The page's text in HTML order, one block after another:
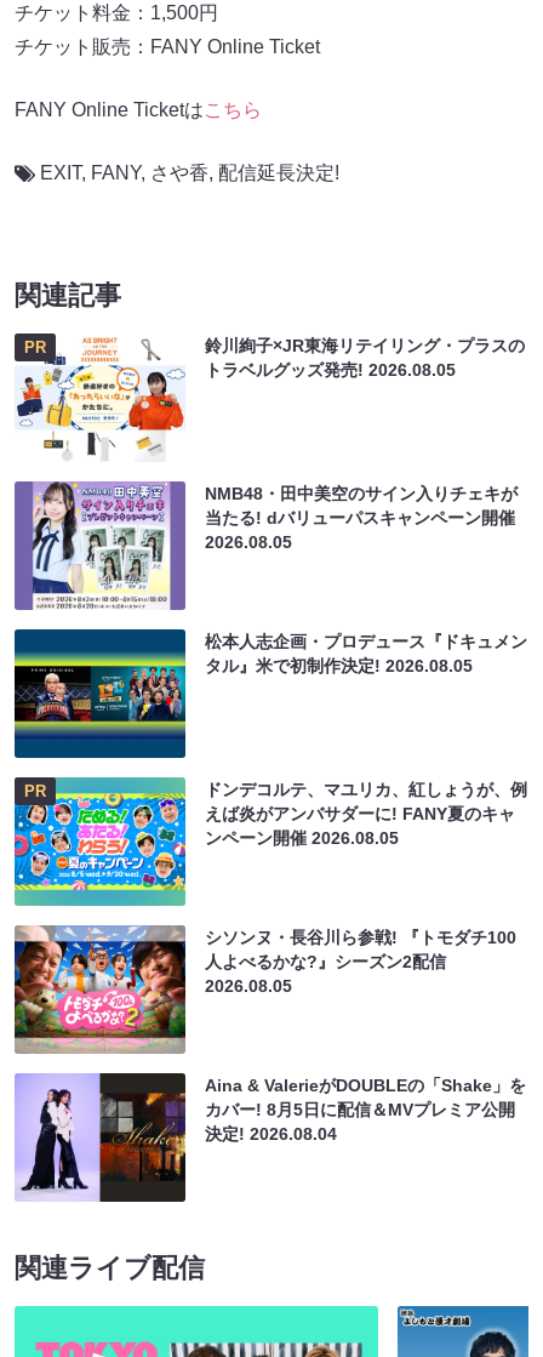
チケット料金：1,500円
チケット販売：FANY Online Ticket
FANY Online Ticketはこちら
EXIT, FANY, さや香, 配信延長決定!
関連記事
PR
鈴川絢子×JR東海リテイリング・プラスの
トラベルグッズ発売!2026.08.05
NMB48・田中美空のサイン入りチェキが
当たる! dバリューパスキャンペーン開催
2026.08.05
松本人志企画・プロデュース『ドキュメン
タル』米で初制作決定!2026.08.05
PR
ドンデコルテ、マユリカ、紅しょうが、例
えば炎がアンバサダーに! FANY夏のキャ
ンペーン開催2026.08.05
シソンヌ・長谷川ら参戦! 『トモダチ100
人よべるかな?』シーズン2配信
2026.08.05
Aina & ValerieがDOUBLEの「Shake」を
カバー! 8月5日に配信＆MVプレミア公開
決定!2026.08.04
関連ライブ配信